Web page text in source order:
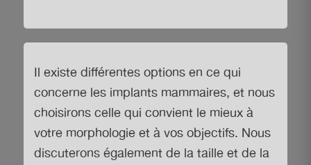
Il existe différentes options en ce qui
concerne les implants mammaires, et nous
choisirons celle qui convient le mieux à
votre morphologie et à vos objectifs. Nous
discuterons également de la taille et de la